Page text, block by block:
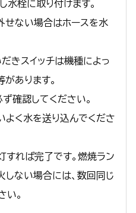
水栓に取り付けます。
せない場合はホースを水
きスイッチは機種によっ
があります。
確認してください。
よく水を送り込んでくださ
すれば完了です。燃焼ラン
しない場合には、数回同じ
い。